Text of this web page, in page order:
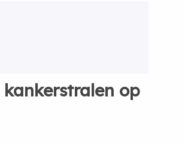
kankerstralen op